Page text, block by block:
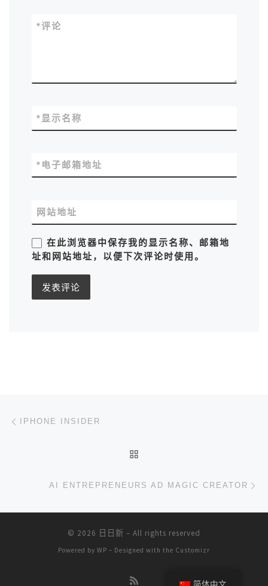
评论
*
显示名称
*
电子邮箱地址
*
网站地址
在此浏览器中保存我的显示名称、邮箱地
址和网站地址，以便下次评论时使用。
文章导航
IPHONE INSIDER
AI ENTREPRENEURS AD MAGIC CREATOR
© 2026 日日新 – All rights reserved
Powered by WP – Designed with the Customizr